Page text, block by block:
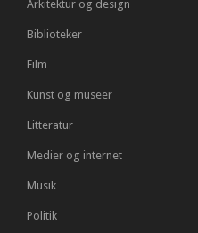
Arkitektur og design
Biblioteker
Film
Kunst og museer
Litteratur
Medier og internet
Musik
Politik